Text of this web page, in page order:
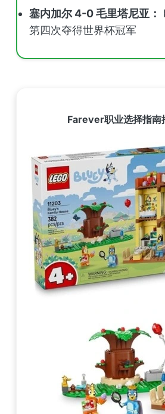
塞内加尔 4-0 毛里塔尼亚：
第四次夺得世界杯冠军
Farever职业选择指南